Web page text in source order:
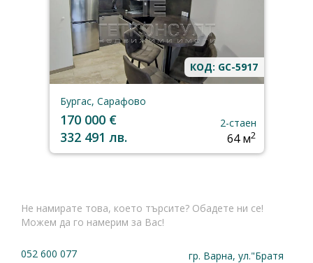
КОД: GC-5917
Бургас, Сарафово
170 000 €
332 491 лв.
2-стаен
64 м2
Не намирате това, което търсите? Обадете ни се!
Можем да го намерим за Вас!
052 600 077
гр. Варна, ул."Братя